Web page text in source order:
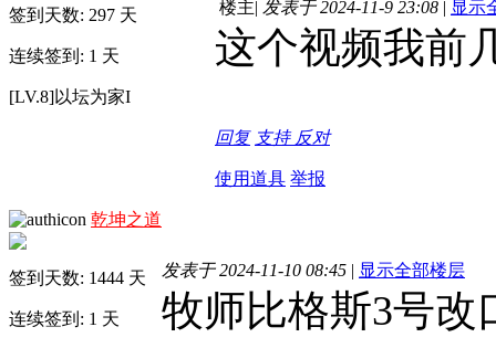
签到天数: 297 天
连续签到: 1 天
[LV.8]以坛为家I
楼主| 发表于 2024-11-9 23:08 | 显示
这个视频我前
回复 支持 反对
使用道具 举报
乾坤之道
签到天数: 1444 天
连续签到: 1 天
发表于 2024-11-10 08:45 | 显示全部楼层
牧师比格斯3号改